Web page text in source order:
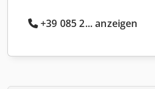
+39 085 2... anzeigen